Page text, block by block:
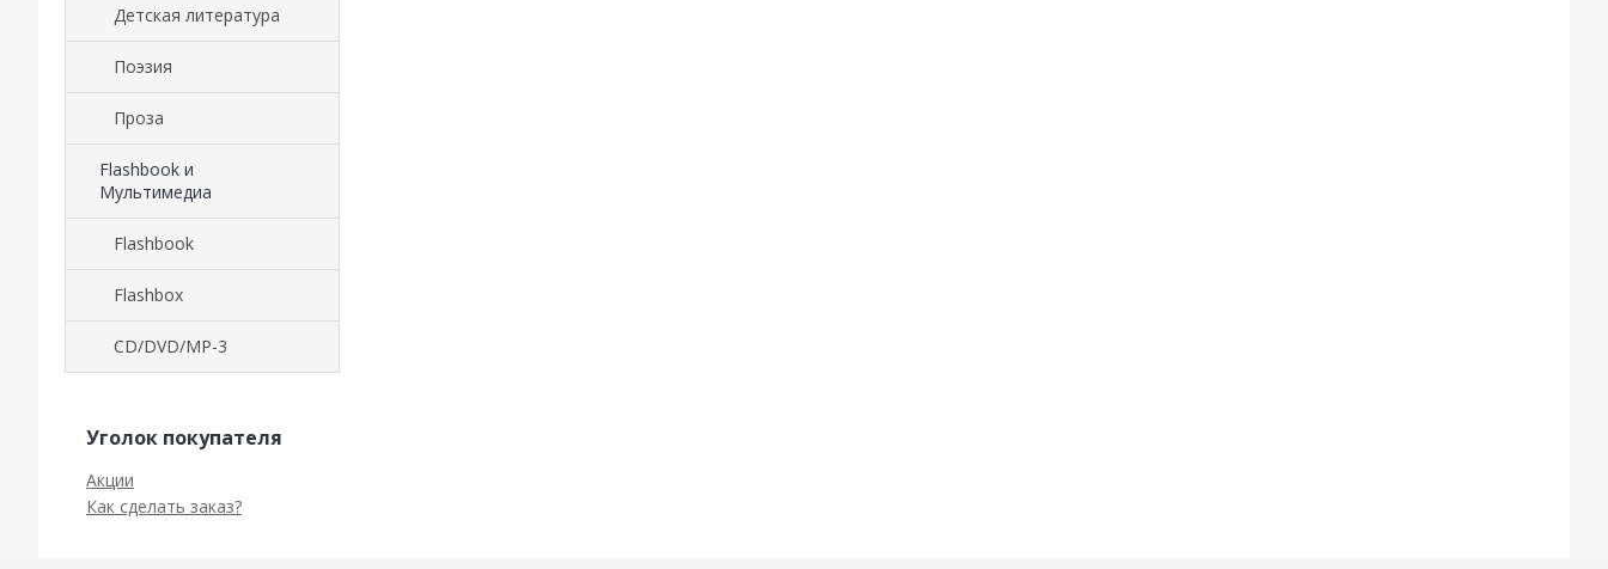
Детская литература
Поэзия
Проза
Flashbook и
Мультимедиа
Flashbook
Flashbox
CD/DVD/MP-3
Уголок покупателя
Акции
Как сделать заказ?